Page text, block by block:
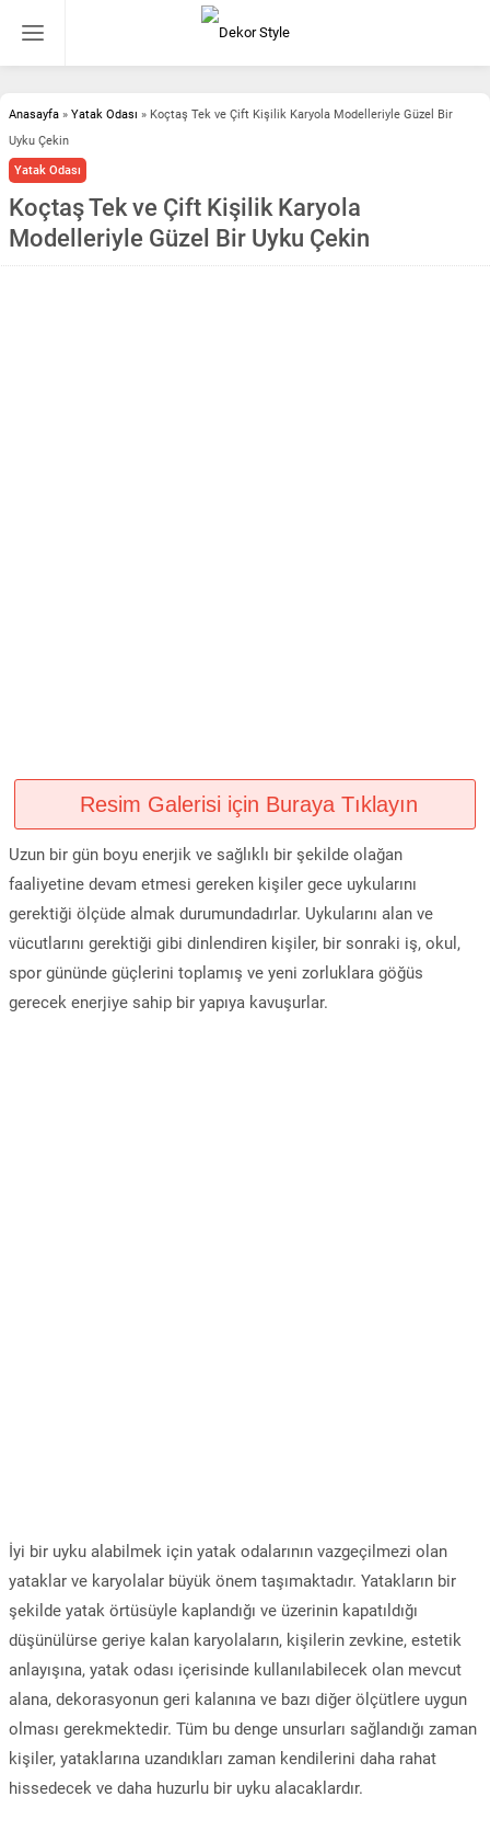
Anasayfa » Yatak Odası » Koçtaş Tek ve Çift Kişilik Karyola Modelleriyle Güzel Bir
Uyku Çekin
Yatak Odası
Koçtaş Tek ve Çift Kişilik Karyola
Modelleriyle Güzel Bir Uyku Çekin
Resim Galerisi için Buraya Tıklayın
Uzun bir gün boyu enerjik ve sağlıklı bir şekilde olağan
faaliyetine devam etmesi gereken kişiler gece uykularını
gerektiği ölçüde almak durumundadırlar. Uykularını alan ve
vücutlarını gerektiği gibi dinlendiren kişiler, bir sonraki iş, okul,
spor gününde güçlerini toplamış ve yeni zorluklara göğüs
gerecek enerjiye sahip bir yapıya kavuşurlar.
İyi bir uyku alabilmek için yatak odalarının vazgeçilmezi olan
yataklar ve karyolalar büyük önem taşımaktadır. Yatakların bir
şekilde yatak örtüsüyle kaplandığı ve üzerinin kapatıldığı
düşünülürse geriye kalan karyolaların, kişilerin zevkine, estetik
anlayışına, yatak odası içerisinde kullanılabilecek olan mevcut
alana, dekorasyonun geri kalanına ve bazı diğer ölçütlere uygun
olması gerekmektedir. Tüm bu denge unsurları sağlandığı zaman
kişiler, yataklarına uzandıkları zaman kendilerini daha rahat
hissedecek ve daha huzurlu bir uyku alacaklardır.